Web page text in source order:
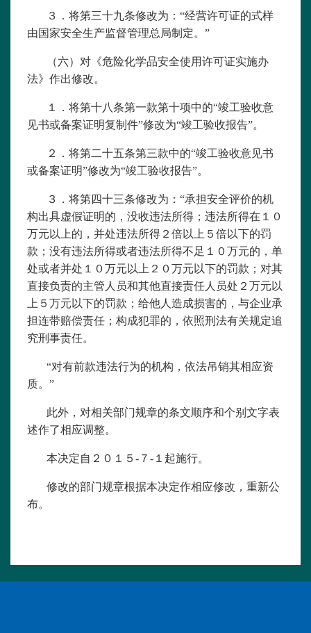
３．将第三十九条修改为：“经营许可证的式样
由国家安全生产监督管理总局制定。”
（六）对《危险化学品安全使用许可证实施办
法》作出修改。
１．将第十八条第一款第十项中的“竣工验收意
见书或备案证明复制件”修改为“竣工验收报告”。
２．将第二十五条第三款中的“竣工验收意见书
或备案证明”修改为“竣工验收报告”。
３．将第四十三条修改为：“承担安全评价的机
构出具虚假证明的，没收违法所得；违法所得在１０
万元以上的，并处违法所得２倍以上５倍以下的罚
款；没有违法所得或者违法所得不足１０万元的，单
处或者并处１０万元以上２０万元以下的罚款；对其
直接负责的主管人员和其他直接责任人员处２万元以
上５万元以下的罚款；给他人造成损害的，与企业承
担连带赔偿责任；构成犯罪的，依照刑法有关规定追
究刑事责任。
“对有前款违法行为的机构，依法吊销其相应资
质。”
此外，对相关部门规章的条文顺序和个别文字表
述作了相应调整。
本决定自２０１５-７-１起施行。
修改的部门规章根据本决定作相应修改，重新公
布。